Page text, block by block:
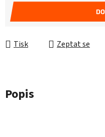
Měrná cena:
Tisk Zeptat se
Popis